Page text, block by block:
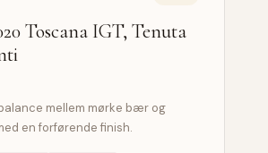
Toscana IGT, Tenuta
mellem mørke bær og
en forførende finish.